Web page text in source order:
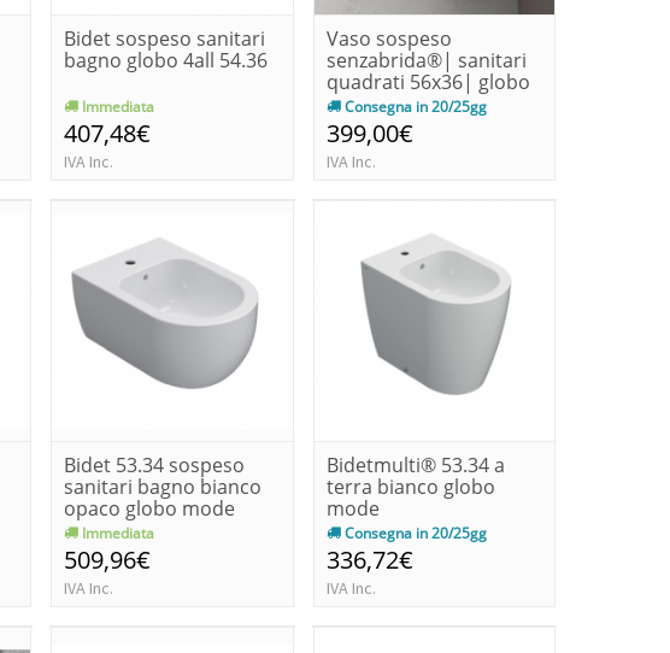
Bidet sospeso sanitari
bagno globo 4all 54.36
Immediata
407,48€
IVA Inc.
Vaso sospeso
senzabrida®| sanitari
quadrati 56x36| globo
stone
Consegna in 20/25gg
399,00€
IVA Inc.
Bidet 53.34 sospeso
sanitari bagno bianco
opaco globo mode
Immediata
509,96€
IVA Inc.
Bidetmulti® 53.34 a
terra bianco globo
mode
Consegna in 20/25gg
336,72€
IVA Inc.